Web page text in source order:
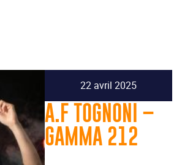
22 avril 2025
A.F TOGNONI –
GAMMA 212